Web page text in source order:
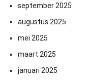
september 2025
augustus 2025
mei 2025
maart 2025
januari 2025